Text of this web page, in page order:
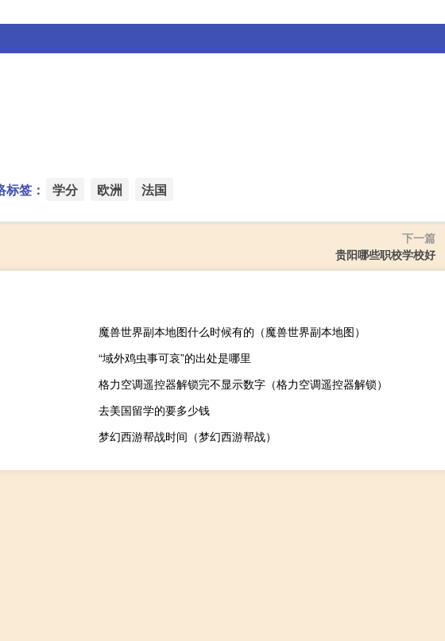
标签： 学分 欧洲 法国
下一篇
贵阳哪些职校学校好
魔兽世界副本地图什么时候有的（魔兽世界副本地图）
“域外鸡虫事可哀”的出处是哪里
格力空调遥控器解锁完不显示数字（格力空调遥控器解锁）
去美国留学的要多少钱
梦幻西游帮战时间（梦幻西游帮战）